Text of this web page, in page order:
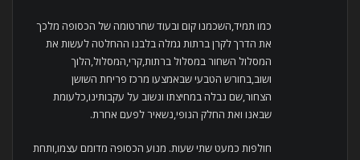
כמו תמיד,השכמנו קום ובעוד שחרטומה של הכסופה מלכך
את הדרך לקרן ברתות גמלה בלבנו ההחלטה לעשות את
המסלול השחור במסלול ברתות,קרי,המסלול,הלוך
ושוב,בחורש הטבעי שבאמצעו מרכז פריחת השושן
הצחור,שם נבלה במחיצתו ונשוב על עקבותינו,כלעומת
שבאנו ואת החלק הנופי,נשאיר לפעם אחרת.
חולפות כמעט שתי שעות. מנוע הכסופה מדומם עצמו,ותחת